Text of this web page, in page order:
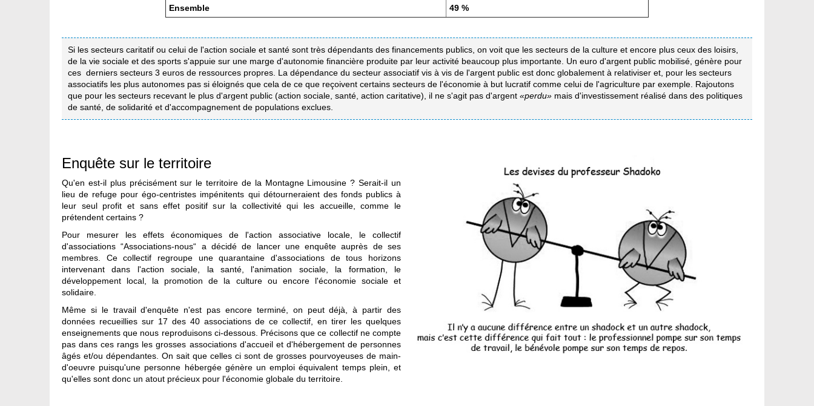
Ensemble
49 %
Si les secteurs caritatif ou celui de l'action sociale et santé sont très dépendants des financements publics, on voit que les secteurs de la culture et encore plus ceux des loisirs,
de la vie sociale et des sports s'appuie sur une marge d'autonomie financière produite par leur activité beaucoup plus importante. Un euro d'argent public mobilisé, génère pour
ces derniers secteurs 3 euros de ressources propres. La dépendance du secteur associatif vis à vis de l'argent public est donc globalement à relativiser et, pour les secteurs
associatifs les plus autonomes pas si éloignés que cela de ce que reçoivent certains secteurs de l'économie à but lucratif comme celui de l'agriculture par exemple. Rajoutons
que pour les secteurs recevant le plus d'argent public (action sociale, santé, action caritative), il ne s'agit pas d'argent «perdu» mais d'investissement réalisé dans des politiques
de santé, de solidarité et d'accompagnement de populations exclues.
Enquête sur le territoire
Qu'en est-il plus précisément sur le territoire de la Montagne Limousine ? Serait-il un
lieu de refuge pour égo-centristes impénitents qui détourneraient des fonds publics à
leur seul profit et sans effet positif sur la collectivité qui les accueille, comme le
prétendent certains ?
Pour mesurer les effets économiques de l'action associative locale, le collectif
d'associations “Associations-nous“ a décidé de lancer une enquête auprès de ses
membres. Ce collectif regroupe une quarantaine d'associations de tous horizons
intervenant dans l'action sociale, la santé, l'animation sociale, la formation, le
développement local, la promotion de la culture ou encore l'économie sociale et
solidaire.
Même si le travail d'enquête n'est pas encore terminé, on peut déjà, à partir des
données recueillies sur 17 des 40 associations de ce collectif, en tirer les quelques
enseignements que nous reproduisons ci-dessous. Précisons que ce collectif ne compte
pas dans ces rangs les grosses associations d'accueil et d'hébergement de personnes
âgés et/ou dépendantes. On sait que celles ci sont de grosses pourvoyeuses de main-
d'oeuvre puisqu'une personne hébergée génère un emploi équivalent temps plein, et
qu'elles sont donc un atout précieux pour l'économie globale du territoire.